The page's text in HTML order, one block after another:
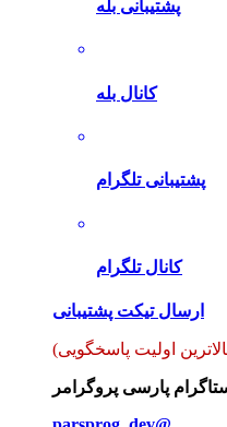
پشتیبانی بله
کانال بله
پشتیبانی تلگرام
کانال تلگرام
ارسال تیکت پشتیبانی
پارسی پروگرامر